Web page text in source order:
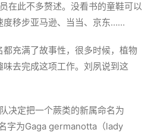
在此不多赘述。没看书的童鞋可以
度移步亚马逊、当当、京东……
充满了故事性，很多时候，植物
去完成这项工作。刘夙说到这
决定把一个蕨类的新属命名为
字为Gaga germanotta （lady